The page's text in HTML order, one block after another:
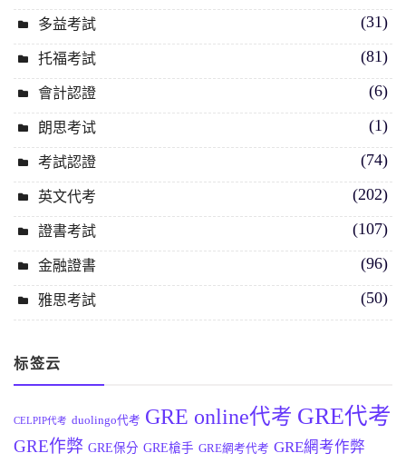
多益考試 (31)
托福考試 (81)
會計認證 (6)
朗思考试 (1)
考試認證 (74)
英文代考 (202)
證書考試 (107)
金融證書 (96)
雅思考試 (50)
标签云
CELPIP代考 duolingo代考 GRE online代考 GRE代考
GRE作弊 GRE保分 GRE槍手 GRE網考代考 GRE網考作弊